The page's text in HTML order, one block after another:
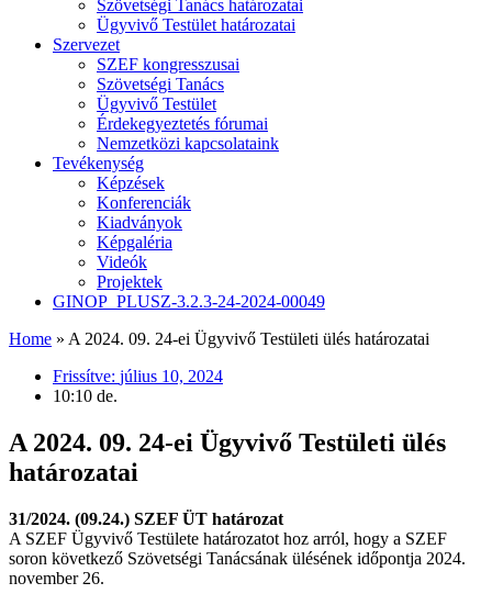
Szövetségi Tanács határozatai
Ügyvivő Testület határozatai
Szervezet
SZEF kongresszusai
Szövetségi Tanács
Ügyvivő Testület
Érdekegyeztetés fórumai
Nemzetközi kapcsolataink
Tevékenység
Képzések
Konferenciák
Kiadványok
Képgaléria
Videók
Projektek
GINOP_PLUSZ-3.2.3-24-2024-00049
Home » A 2024. 09. 24-ei Ügyvivő Testületi ülés határozatai
Frissítve: július 10, 2024
10:10 de.
A 2024. 09. 24-ei Ügyvivő Testületi ülés
határozatai
31/2024. (09.24.) SZEF ÜT határozat
A SZEF Ügyvivő Testülete határozatot hoz arról, hogy a SZEF
soron következő Szövetségi Tanácsának ülésének időpontja 2024.
november 26.